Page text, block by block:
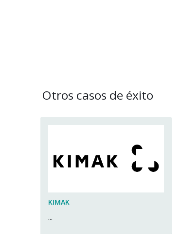
Otros casos de éxito
KIMAK
...